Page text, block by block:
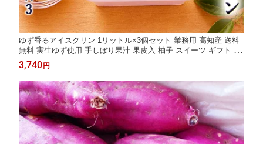
ゆず香るアイスクリン 1リットル×3個セット 業務用 高知産 送料
無料 実生ゆず使用 手しぼり果汁 果皮入 柚子 スイーツ ギフト プ
レゼント アイスクリーム ジェラート 土佐 よさこい 冷凍 たっぷ
り 内祝い お祝い
3,740円